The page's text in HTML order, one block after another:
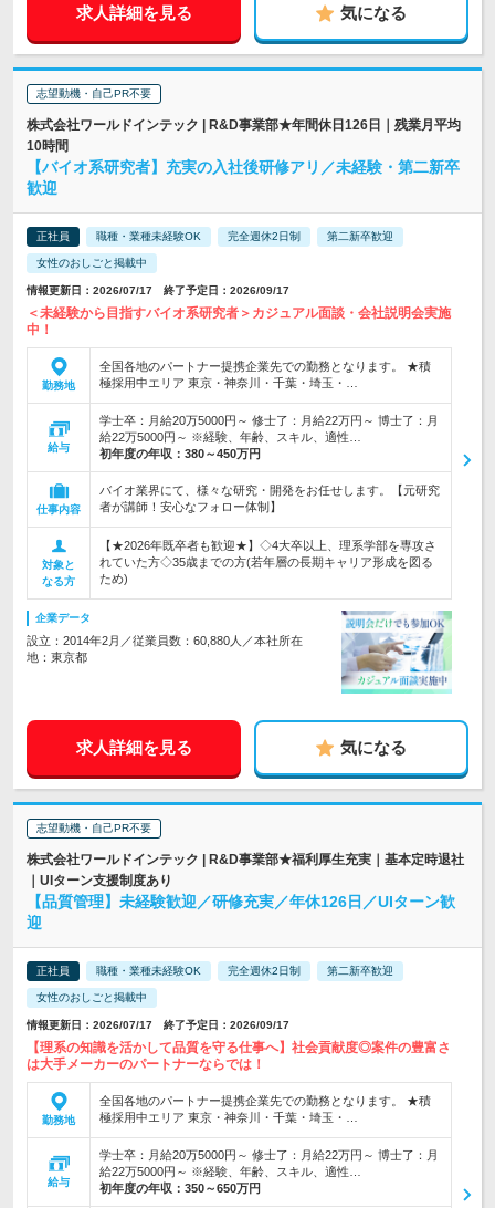
求人詳細を見る 気になる
志望動機・自己PR不要
株式会社ワールドインテック | R&D事業部★年間休日126日｜残業月平均
10時間
【バイオ系研究者】充実の入社後研修アリ／未経験・第二新卒
歓迎
正社員 職種・業種未経験OK 完全週休2日制 第二新卒歓迎
女性のおしごと掲載中
情報更新日：2026/07/17 終了予定日：2026/09/17
＜未経験から目指すバイオ系研究者＞カジュアル面談・会社説明会実施
中！
勤務地
全国各地のパートナー提携企業先での勤務となります。 ★積
極採用中エリア 東京・神奈川・千葉・埼玉・…
給与
学士卒：月給20万5000円～ 修士了：月給22万円～ 博士了：月
給22万5000円～ ※経験、年齢、スキル、適性…
初年度の年収： 380～450万円
仕事内容
バイオ業界にて、様々な研究・開発をお任せします。【元研究
者が講師！安心なフォロー体制】
対象と
なる方
【★2026年既卒者も歓迎★】◇4大卒以上、理系学部を専攻さ
れていた方◇35歳までの方(若年層の長期キャリア形成を図る
ため)
企業データ
設立：2014年2月／従業員数：60,880人／本社所在
地：東京都
求人詳細を見る 気になる
志望動機・自己PR不要
株式会社ワールドインテック | R&D事業部★福利厚生充実｜基本定時退社
｜UIターン支援制度あり
【品質管理】未経験歓迎／研修充実／年休126日／UIターン歓
迎
正社員 職種・業種未経験OK 完全週休2日制 第二新卒歓迎
女性のおしごと掲載中
情報更新日：2026/07/17 終了予定日：2026/09/17
【理系の知識を活かして品質を守る仕事へ】社会貢献度◎案件の豊富さ
は大手メーカーのパートナーならでは！
勤務地
全国各地のパートナー提携企業先での勤務となります。 ★積
極採用中エリア 東京・神奈川・千葉・埼玉・…
給与
学士卒：月給20万5000円～ 修士了：月給22万円～ 博士了：月
給22万5000円～ ※経験、年齢、スキル、適性…
初年度の年収： 350～650万円